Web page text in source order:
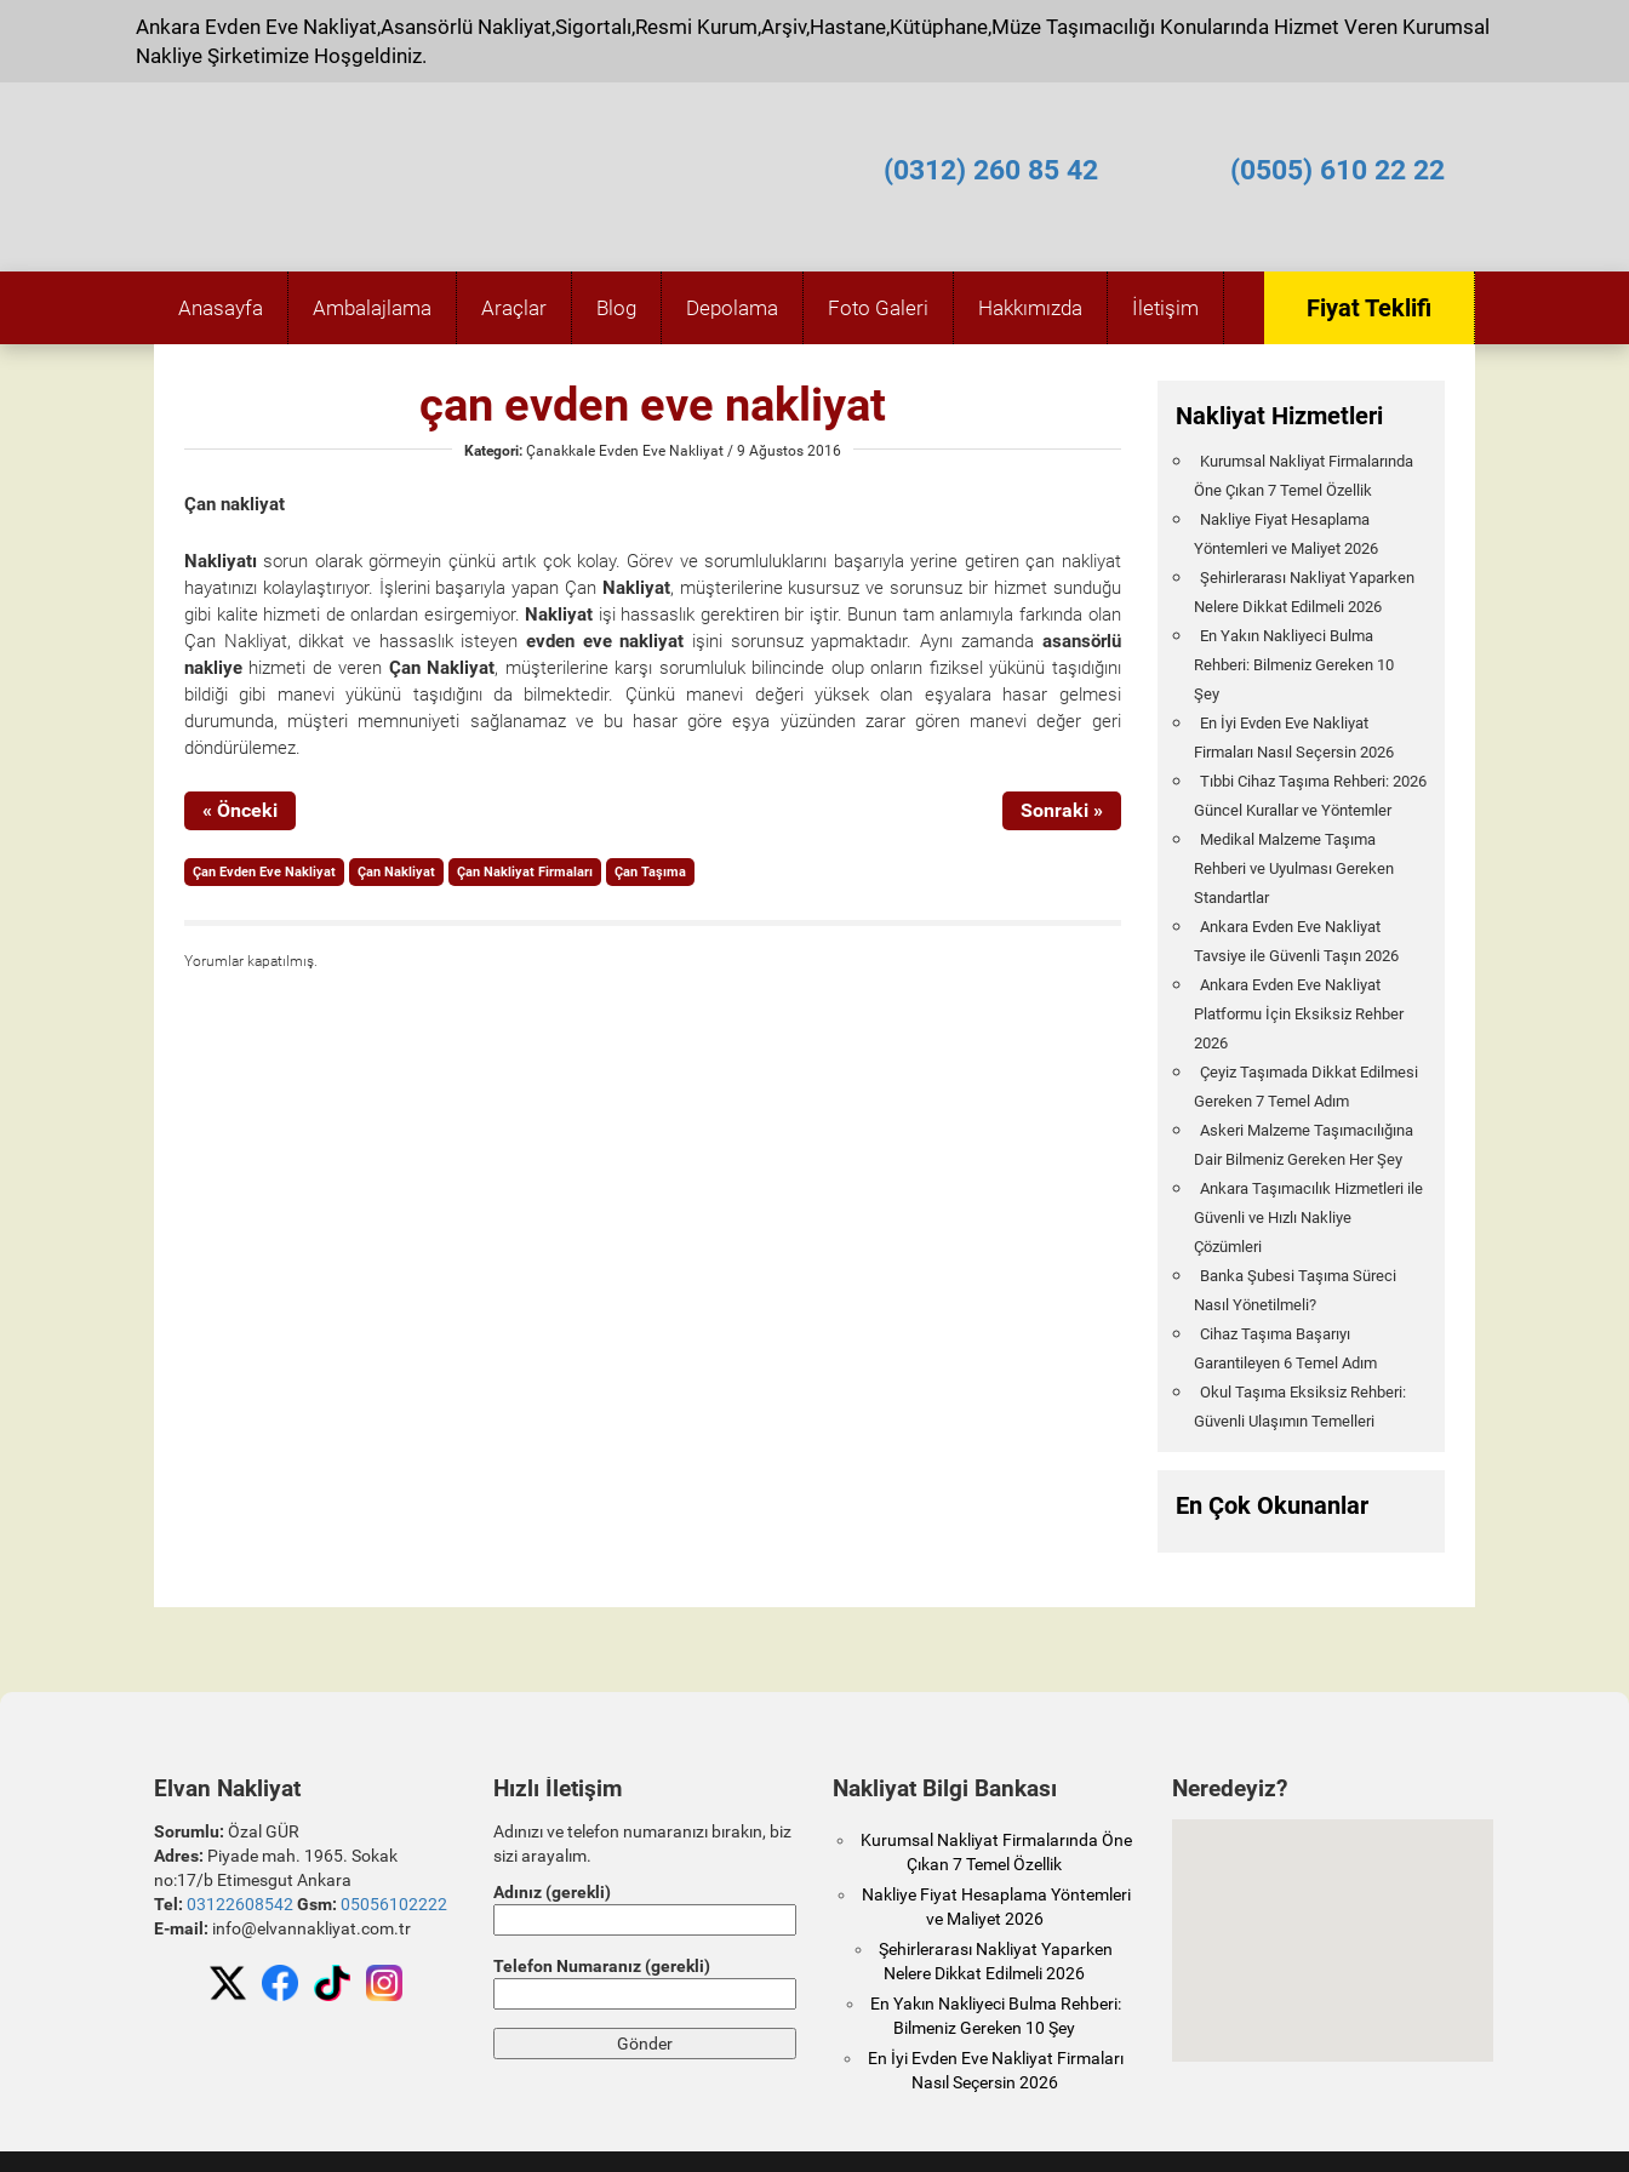
Ankara Evden Eve Nakliyat,Asansörlü Nakliyat,Sigortalı,Resmi Kurum,Arşiv,Hastane,Kütüphane,Müze Taşımacılığı Konularında Hizmet Veren Kurumsal
Nakliye Şirketimize Hoşgeldiniz.
(0312) 260 85 42 (0505) 610 22 22
Anasayfa Ambalajlama Araçlar Blog Depolama Foto Galeri Hakkımızda İletişim Fiyat Teklifi
çan evden eve nakliyat
Kategori: Çanakkale Evden Eve Nakliyat/ 9 Ağustos 2016
Çan nakliyat
Nakliyatı sorun olarak görmeyin çünkü artık çok kolay. Görev ve sorumluluklarını başarıyla yerine getiren çan nakliyat
hayatınızı kolaylaştırıyor. İşlerini başarıyla yapan Çan Nakliyat, müşterilerine kusursuz ve sorunsuz bir hizmet sunduğu
gibi kalite hizmeti de onlardan esirgemiyor. Nakliyat işi hassaslık gerektiren bir iştir. Bunun tam anlamıyla farkında olan
Çan Nakliyat, dikkat ve hassaslık isteyenevden eve nakliyat işini sorunsuz yapmaktadır. Aynı zamanda asansörlü
nakliye hizmeti de veren Çan Nakliyat, müşterilerine karşı sorumluluk bilincinde olup onların fiziksel yükünü taşıdığını
bildiği gibi manevi yükünü taşıdığını da bilmektedir. Çünkü manevi değeri yüksek olan eşyalara hasar gelmesi
durumunda, müşteri memnuniyeti sağlanamaz ve bu hasar göre eşya yüzünden zarar gören manevi değer geri
döndürülemez.
« Önceki Sonraki »
Çan Evden Eve Nakliyat Çan Nakliyat Çan Nakliyat Firmaları Çan Taşıma
Yorumlar kapatılmış.
Nakliyat Hizmetleri
Kurumsal Nakliyat Firmalarında
Öne Çıkan 7 Temel Özellik
Nakliye Fiyat Hesaplama
Yöntemleri ve Maliyet 2026
Şehirlerarası Nakliyat Yaparken
Nelere Dikkat Edilmeli 2026
En Yakın Nakliyeci Bulma
Rehberi: Bilmeniz Gereken 10
Şey
En İyi Evden Eve Nakliyat
Firmaları Nasıl Seçersin 2026
Tıbbi Cihaz Taşıma Rehberi: 2026
Güncel Kurallar ve Yöntemler
Medikal Malzeme Taşıma
Rehberi ve Uyulması Gereken
Standartlar
Ankara Evden Eve Nakliyat
Tavsiye ile Güvenli Taşın 2026
Ankara Evden Eve Nakliyat
Platformu İçin Eksiksiz Rehber
2026
Çeyiz Taşımada Dikkat Edilmesi
Gereken 7 Temel Adım
Askeri Malzeme Taşımacılığına
Dair Bilmeniz Gereken Her Şey
Ankara Taşımacılık Hizmetleri ile
Güvenli ve Hızlı Nakliye
Çözümleri
Banka Şubesi Taşıma Süreci
Nasıl Yönetilmeli?
Cihaz Taşıma Başarıyı
Garantileyen 6 Temel Adım
Okul Taşıma Eksiksiz Rehberi:
Güvenli Ulaşımın Temelleri
En Çok Okunanlar
Elvan Nakliyat
Sorumlu: Özal GÜR
Adres: Piyade mah. 1965. Sokak
no:17/b Etimesgut Ankara
Tel: 03122608542 Gsm: 05056102222
E-mail: info@elvannakliyat.com.tr
Hızlı İletişim
Adınızı ve telefon numaranızı bırakın, biz
sizi arayalım.
Adınız (gerekli)
Telefon Numaranız (gerekli)
Nakliyat Bilgi Bankası
Kurumsal Nakliyat Firmalarında Öne
Çıkan 7 Temel Özellik
Nakliye Fiyat Hesaplama Yöntemleri
ve Maliyet 2026
Şehirlerarası Nakliyat Yaparken
Nelere Dikkat Edilmeli 2026
En Yakın Nakliyeci Bulma Rehberi:
Bilmeniz Gereken 10 Şey
En İyi Evden Eve Nakliyat Firmaları
Nasıl Seçersin 2026
Neredeyiz?